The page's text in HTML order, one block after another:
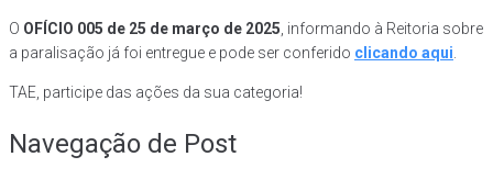
O OFÍCIO 005 de 25 de março de 2025, informando à Reitoria sobre
a paralisação já foi entregue e pode ser conferido clicando aqui.
TAE, participe das ações da sua categoria!
Navegação de Post